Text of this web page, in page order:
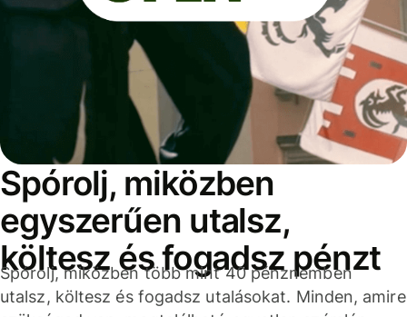
Spórolj, miközben
egyszerűen utalsz,
költesz és fogadsz pénzt
Spórolj, miközben több mint 40 pénznemben
utalsz, költesz és fogadsz utalásokat. Minden, amire